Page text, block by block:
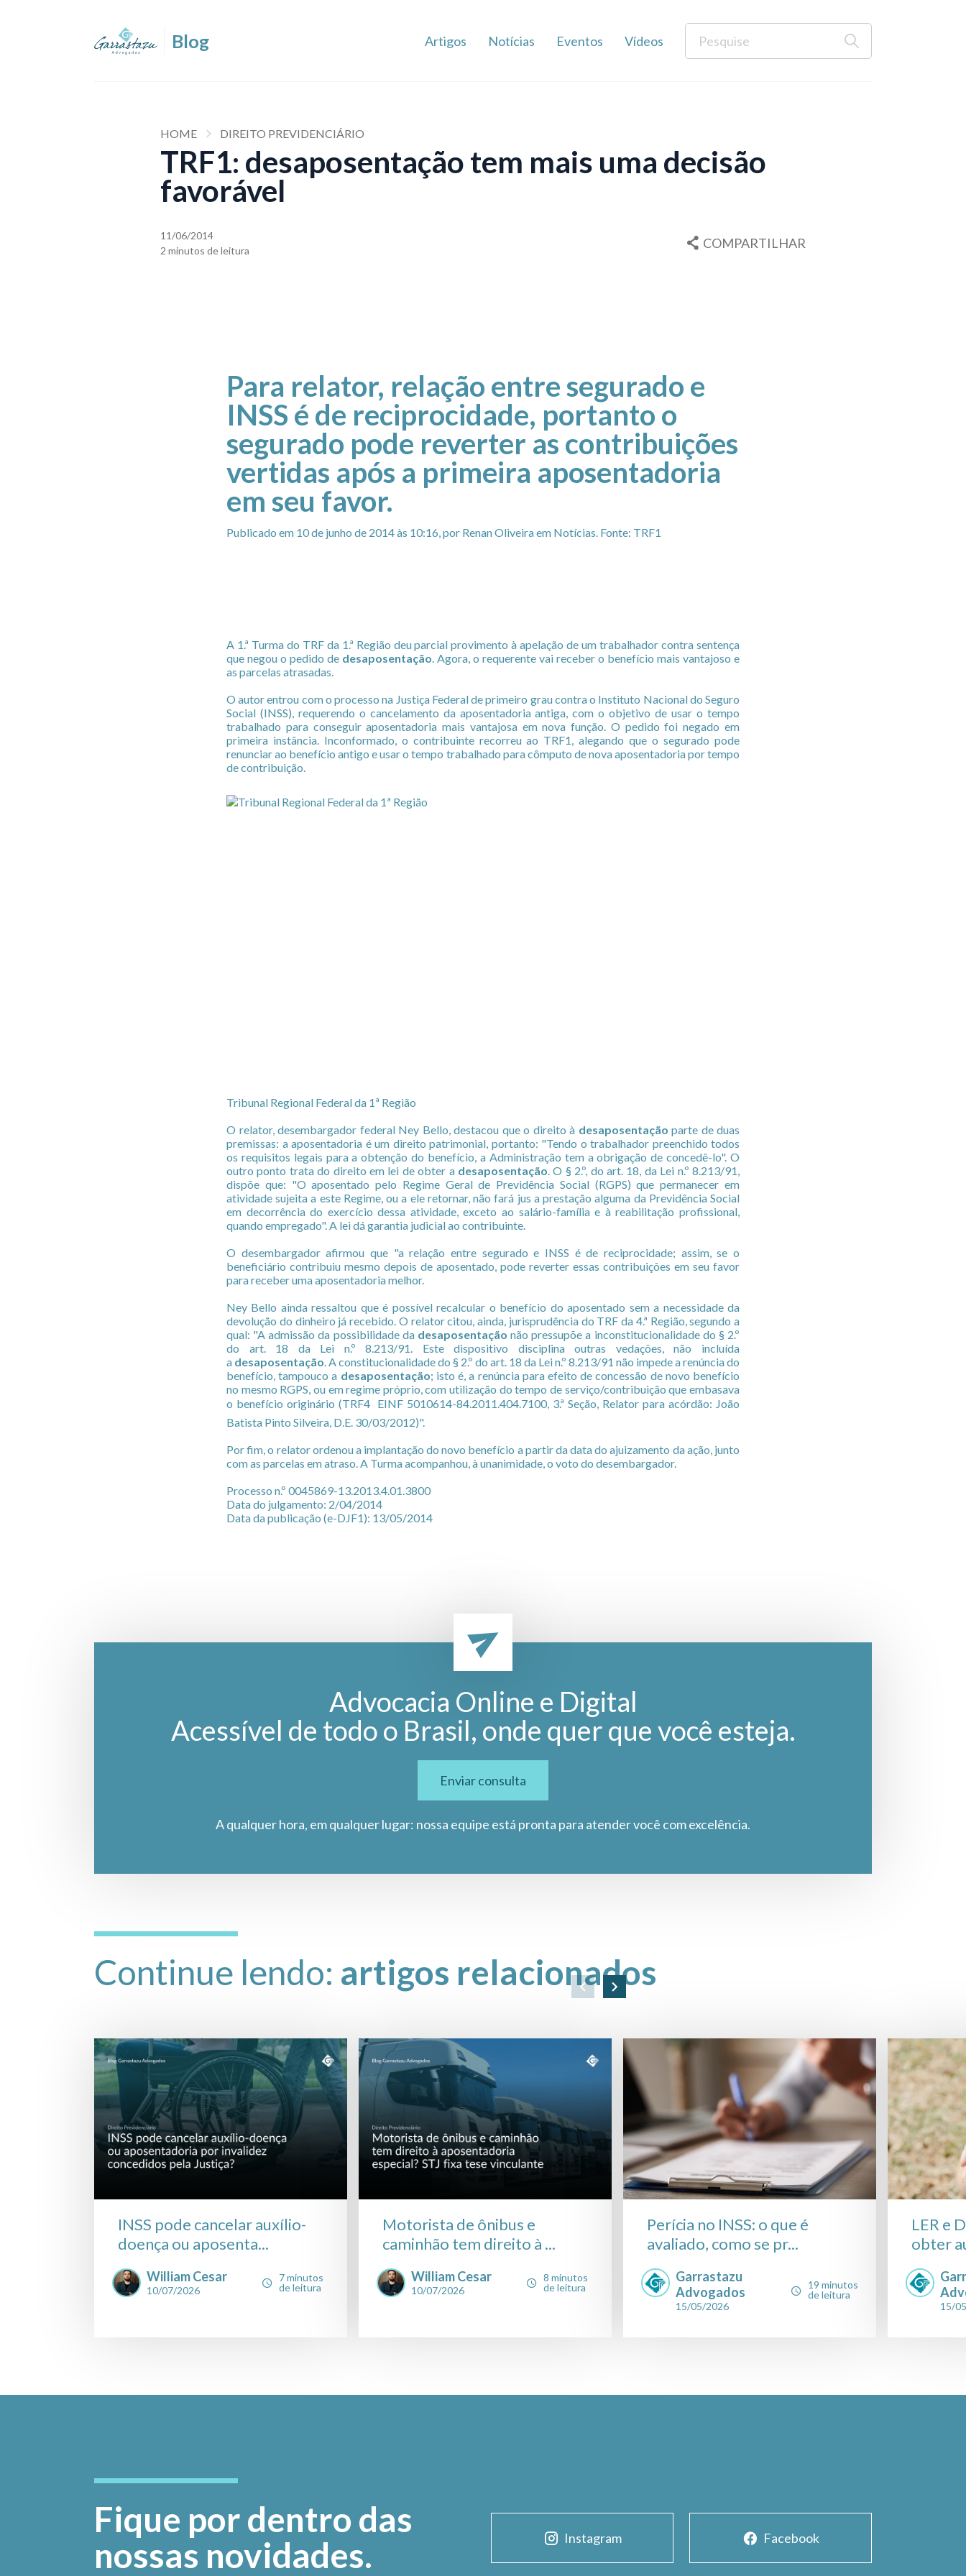
Artigos Notícias Eventos Vídeos
HOME DIREITO PREVIDENCIÁRIO
TRF1: desaposentação tem mais uma decisão
favorável
11/06/2014
2 minutos de leitura
COMPARTILHAR
Para relator, relação entre segurado e
INSS é de reciprocidade, portanto o
segurado pode reverter as contribuições
vertidas após a primeira aposentadoria
em seu favor.
Publicado em 10 de junho de 2014 às 10:16, por Renan Oliveiraem Notícias. Fonte: TRF1
A 1.ª Turma do TRF da 1.ª Região deu parcial provimento à apelação de um trabalhador contra sentença
que negou o pedido de desaposentação. Agora, o requerente vai receber o benefício mais vantajoso e
as parcelas atrasadas.
O autor entrou com o processo na Justiça Federal de primeiro grau contra o Instituto Nacional do Seguro
Social (INSS), requerendo o cancelamento da aposentadoria antiga, com o objetivo de usar o tempo
trabalhado para conseguir aposentadoria mais vantajosa em nova função. O pedido foi negado em
primeira instância. Inconformado, o contribuinte recorreu ao TRF1, alegando que o segurado pode
renunciar ao benefício antigo e usar o tempo trabalhado para cômputo de nova aposentadoria por tempo
de contribuição.
Tribunal Regional Federal da 1ª Região
O relator, desembargador federal Ney Bello, destacou que o direito à desaposentação parte de duas
premissas: a aposentadoria é um direito patrimonial, portanto: "Tendo o trabalhador preenchido todos
os requisitos legais para a obtenção do benefício, a Administração tem a obrigação de concedê-lo". O
outro ponto trata do direito em lei de obter a desaposentação. O § 2.º, do art. 18, da Lei n.º 8.213/91,
dispõe que: "O aposentado pelo Regime Geral de Previdência Social (RGPS) que permanecer em
atividade sujeita a este Regime, ou a ele retornar, não fará jus a prestação alguma da Previdência Social
em decorrência do exercício dessa atividade, exceto ao salário-família e à reabilitação profissional,
quando empregado". A lei dá garantia judicial ao contribuinte.
O desembargador afirmou que "a relação entre segurado e INSS é de reciprocidade; assim, se o
beneficiário contribuiu mesmo depois de aposentado, pode reverter essas contribuições em seu favor
para receber uma aposentadoria melhor.
Ney Bello ainda ressaltou que é possível recalcular o benefício do aposentado sem a necessidade da
devolução do dinheiro já recebido. O relator citou, ainda, jurisprudência do TRF da 4.ª Região, segundo a
qual: "A admissão da possibilidade da desaposentação não pressupõe a inconstitucionalidade do § 2.º
do art. 18 da Lei n.º 8.213/91. Este dispositivo disciplina outras vedações, não incluída
a desaposentação. A constitucionalidade do § 2.º do art. 18 da Lei n.º 8.213/91 não impede a renúncia do
benefício, tampouco a desaposentação; isto é, a renúncia para efeito de concessão de novo benefício
no mesmo RGPS, ou em regime próprio, com utilização do tempo de serviço/contribuição que embasava
o benefício originário (TRF4  EINF 5010614-84.2011.404.7100, 3.ª Seção, Relator para acórdão: João
Batista Pinto Silveira, D.E. 30/03/2012)".
Por fim, o relator ordenou a implantação do novo benefício a partir da data do ajuizamento da ação, junto
com as parcelas em atraso. A Turma acompanhou, à unanimidade, o voto do desembargador.
Processo n.º 0045869-13.2013.4.01.3800
Data do julgamento: 2/04/2014
Data da publicação (e-DJF1): 13/05/2014
Advocacia Online e Digital
Acessível de todo o Brasil, onde quer que você esteja.
Enviar consulta
A qualquer hora, em qualquer lugar: nossa equipe está pronta para atender você com excelência.
Continue lendo: artigos relacionados
INSS pode cancelar auxílio-
doença ou aposenta...
William Cesar
10/07/2026
7 minutos
de leitura
Motorista de ônibus e
caminhão tem direito à ...
William Cesar
10/07/2026
8 minutos
de leitura
Perícia no INSS: o que é
avaliado, como se pr...
Garrastazu
Advogados
15/05/2026
19 minutos
de leitura
LER e
obter
15/
Fique por dentro das
nossas novidades.
Instagram Facebook